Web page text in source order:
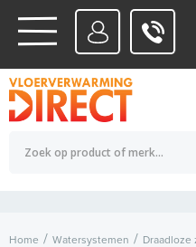
WATERSYSTEMEN
ELEKTRISCHE SYSTEMEN
Totaalbedrag
Home Watersystemen
Draadloze